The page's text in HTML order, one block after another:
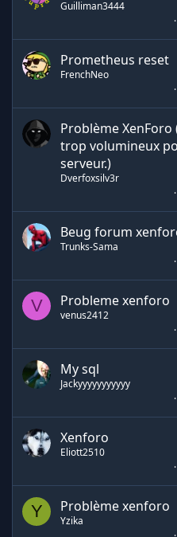
Guilliman3444
Prometheus reset
FrenchNeo
Problème
trop volumineux
serveur.)
Dverfoxsilv3r
Beug forum
Trunks-Sama
V Probleme xenforo
venus2412
My sql
Jackyyyyyyyyyyy
Xenforo
Eliott2510
Y Problème xenforo
Yzika